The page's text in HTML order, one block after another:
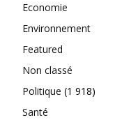
Economie
Environnement
Featured
Non classé
Politique (1 918)
Santé